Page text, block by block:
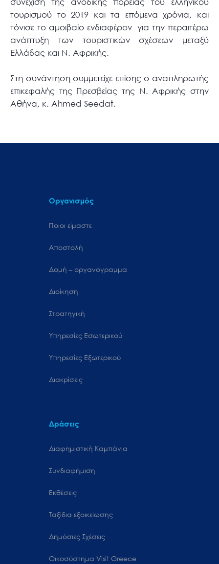
τουρισμού το 2019 και τα επόμενα χρόνια, και
τόνισε το αμοιβαίο ενδιαφέρον για την περαιτέρω
ανάπτυξη των τουριστικών σχέσεων μεταξύ
Ελλάδας και Ν. Αφρικής.
Στη συνάντηση συμμετείχε επίσης ο αναπληρωτής
επικεφαλής της Πρεσβείας της Ν. Αφρικής στην
Αθήνα, κ. Ahmed Seedat.
Οργανισμός
Ποιοι είμαστε
Αποστολή
Δομή – οργανόγραμμα
Διοίκηση
Στρατηγική
Υπηρεσίες Εσωτερικού
Υπηρεσίες Εξωτερικού
Διακρίσεις
Δράσεις
Διαφημιστική Καμπάνια
Συνδιαφήμιση
Εκθέσεις
Ταξίδια εξοικείωσης
Δημόσιες Σχέσεις
Oικοσύστημα Visit Greece